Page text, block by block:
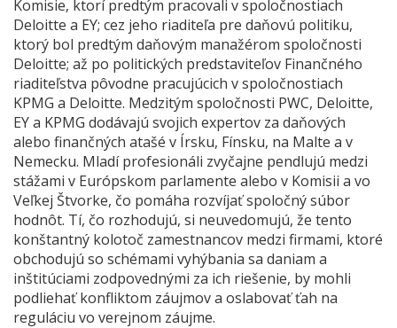
Komisie, ktorí predtým pracovali v spoločnostiach
Deloitte a EY; cez jeho riaditeľa pre daňovú politiku,
ktorý bol predtým daňovým manažérom spoločnosti
Deloitte; až po politických predstaviteľov Finančného
riaditeľstva pôvodne pracujúcich v spoločnostiach
KPMG a Deloitte. Medzitým spoločnosti PWC, Deloitte,
EY a KPMG dodávajú svojich expertov za daňových
alebo finančných atašé v Írsku, Fínsku, na Malte a v
Nemecku. Mladí profesionáli zvyčajne pendlujú medzi
stážami v Európskom parlamente alebo v Komisii a vo
Veľkej Štvorke, čo pomáha rozvíjať spoločný súbor
hodnôt. Tí, čo rozhodujú, si neuvedomujú, že tento
konštantný kolotoč zamestnancov medzi firmami, ktoré
obchodujú so schémami vyhýbania sa daniam a
inštitúciami zodpovednými za ich riešenie, by mohli
podliehať konfliktom záujmov a oslabovať ťah na
reguláciu vo verejnom záujme.